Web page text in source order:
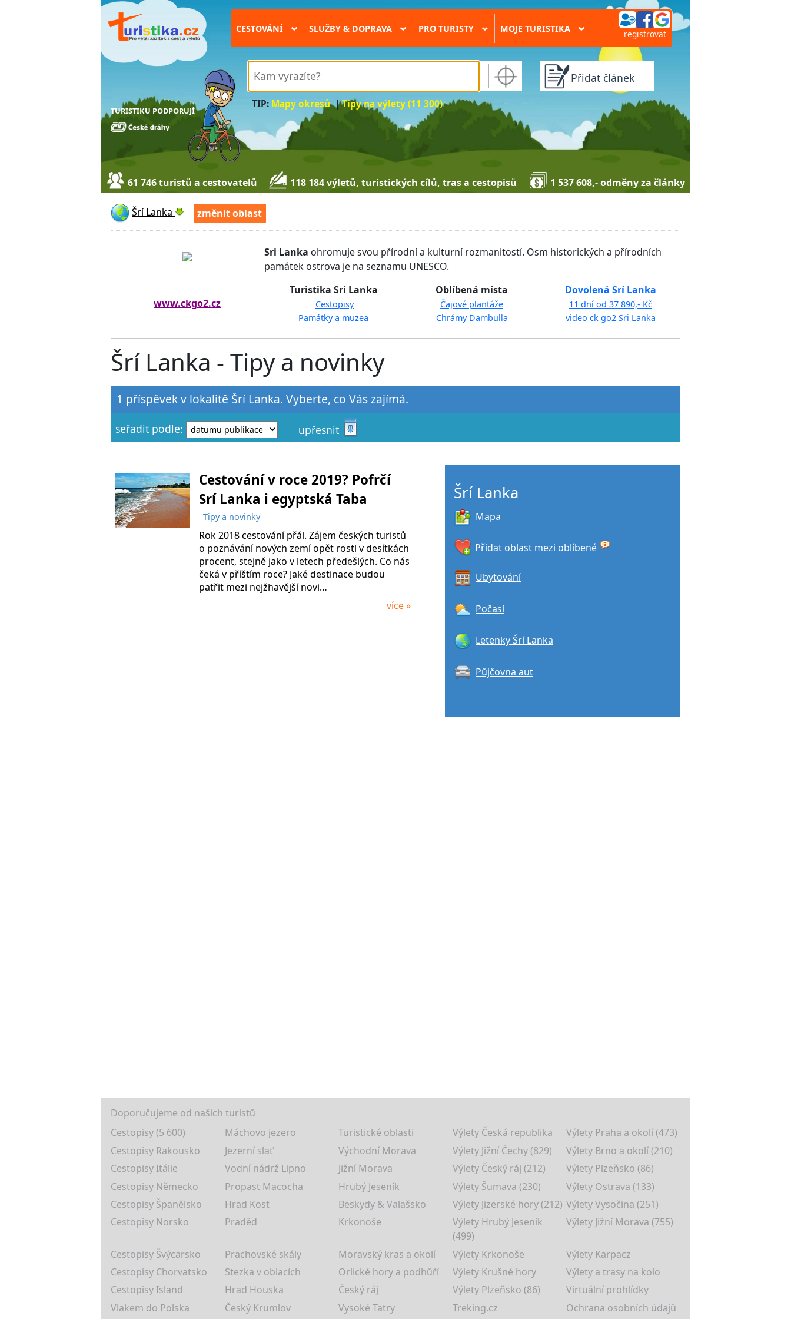
TURISTIKU PODPORUJÍ
CESTOVÁNÍ › SLUŽBY & DOPRAVA › PRO TURISTY › MOJE TURISTIKA › registrovat
TIP: Mapy okresů|Tipy na výlety (11 300)
Přidat článek
61 746 turistů a cestovatelů 118 184 výletů, turistických cílů, tras a cestopisů 1 537 608,- odměny za články
Šrí Lanka změnit oblast
www.ckgo2.cz
Sri Lanka ohromuje svou přírodní a kulturní rozmanitostí. Osm historických a přírodních
památek ostrova je na seznamu UNESCO.
Turistika Sri Lanka
Oblíbená místa Dovolená Srí Lanka
Cestopisy Čajové plantáže
11 dní od 37 890,- Kč
Památky a muzea
Chrámy Dambulla video ck go2 Sri Lanka
Šrí Lanka - Tipy a novinky
1 příspěvek v lokalitě Šrí Lanka. Vyberte, co Vás zajímá.
seřadit podle: upřesnit
Cestování v roce 2019? Pofrčí
Srí Lanka i egyptská Taba
Tipy a novinky
Rok 2018 cestování přál. Zájem českých turistů
o poznávání nových zemí opět rostl v desítkách
procent, stejně jako v letech předešlých. Co nás
čeká v příštím roce? Jaké destinace budou
patřit mezi nejžhavější novi…
více »
Šrí Lanka
Mapa
Přidat oblast mezi oblíbené
Ubytování
Počasí
Letenky Šrí Lanka
Půjčovna aut
Doporučujeme od našich turistů
Cestopisy (5 600)
Máchovo jezero Turistické oblasti Výlety Česká republika
Výlety Praha a okolí (473)
Cestopisy Rakousko
Jezerní slať Východní Morava Výlety Jižní Čechy (829)
Výlety Brno a okolí (210)
Cestopisy Itálie
Vodní nádrž Lipno Jižní Morava Výlety Český ráj (212)
Výlety Plzeňsko (86)
Cestopisy Německo
Propast Macocha Hrubý Jeseník Výlety Šumava (230)
Výlety Ostrava (133)
Cestopisy Španělsko
Hrad Kost Beskydy & Valašsko Výlety Jizerské hory (212) Výlety Vysočina (251)
Cestopisy Norsko
Praděd Krkonoše
Výlety Hrubý Jeseník
(499)
Výlety Jižní Morava (755)
Cestopisy Švýcarsko Prachovské skály Moravský kras a okolí Výlety Krkonoše
Výlety Karpacz
Cestopisy Chorvatsko
Stezka v oblacích Orlické hory a podhůří Výlety Krušné hory
Výlety a trasy na kolo
Cestopisy Island
Hrad Houska Český ráj Výlety Plzeňsko (86)
Virtuální prohlídky
Vlakem do Polska
Český Krumlov Vysoké Tatry Treking.cz Ochrana osobních údajů